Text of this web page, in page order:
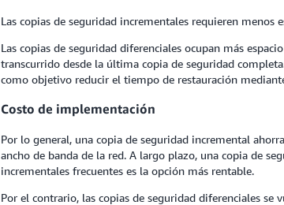
Las copias de seguridad incrementales requieren menos
Las copias de seguridad diferenciales ocupan más
transcurrido desde la última copia de seguridad
como objetivo reducir el tiempo de restauración
Costo de implementación
Por lo general, una copia de seguridad incremental
ancho de banda de la red. A largo plazo, una copia de
incrementales frecuentes es la opción más rentable.
Por el contrario, las copias de seguridad diferenciales se